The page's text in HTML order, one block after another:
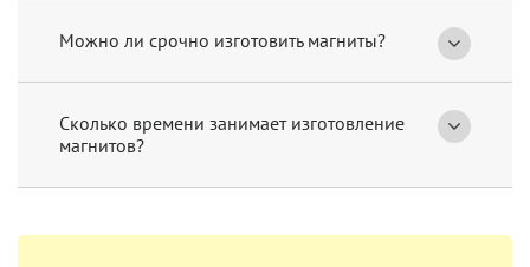
Можно ли срочно изготовить магниты?
Сколько времени занимает изготовление
магнитов?